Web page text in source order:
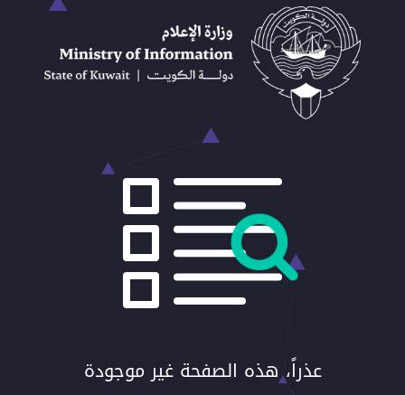
عذراً، هذه الصفحة غير موجودة